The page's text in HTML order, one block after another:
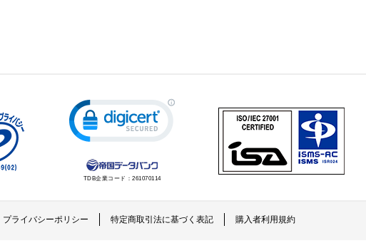
TDB企業コード： 261070114
プライバシーポリシー 特定商取引法に基づく表記 購入者利用規約